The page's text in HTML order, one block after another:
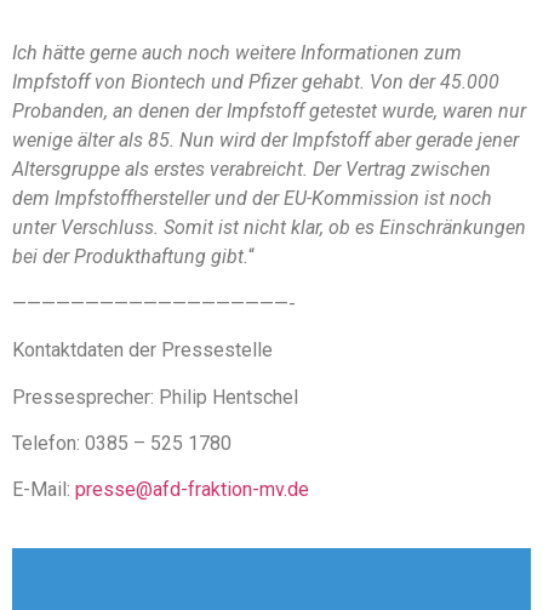
Ich hätte gerne auch noch weitere Informationen zum
Impfstoff von Biontech und Pfizer gehabt. Von der 45.000
Probanden, an denen der Impfstoff getestet wurde, waren nur
wenige älter als 85. Nun wird der Impfstoff aber gerade jener
Altersgruppe als erstes verabreicht. Der Vertrag zwischen
dem Impfstoffhersteller und der EU-Kommission ist noch
unter Verschluss. Somit ist nicht klar, ob es Einschränkungen
bei der Produkthaftung gibt.“
———————————————————-
Kontaktdaten der Pressestelle
Pressesprecher: Philip Hentschel
Telefon: 0385 – 525 1780
E-Mail: presse@afd-fraktion-mv.de